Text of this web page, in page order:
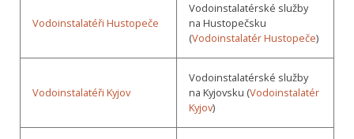
Vodoinstalatéři Hustopeče
Vodoinstalatérské služby
na Hustopečsku
(Vodoinstalatér Hustopeče)
Vodoinstalatéři Kyjov
Vodoinstalatérské služby
na Kyjovsku (Vodoinstalatér
Kyjov)